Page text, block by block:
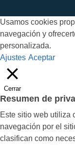
Usamos cookies
navegación y
personalizada.
Ajustes Aceptar
Cerrar
Resumen de
Este sitio web utiliza
navegación por el
clasifican como